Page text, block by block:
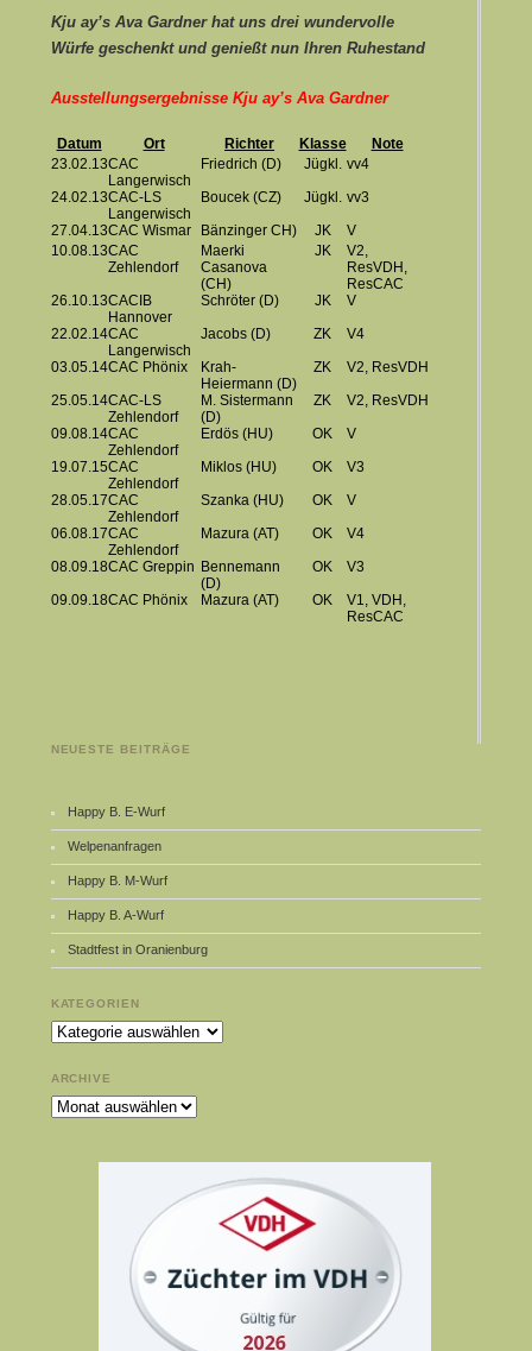
Kju ay’s Ava Gardner hat uns drei wundervolle
Würfe geschenkt und genießt nun Ihren Ruhestand
Ausstellungsergebnisse Kju ay’s Ava Gardner
Datum Ort Richter Klasse
Note
23.02.13CAC
Langerwisch
Friedrich (D) Jügkl. vv4
24.02.13CAC-LS
Langerwisch
Boucek (CZ) Jügkl. vv3
27.04.13CAC Wismar Bänzinger CH) JK
V
10.08.13CAC
Zehlendorf
Maerki
Casanova
(CH)
JK
V2,
ResVDH,
ResCAC
26.10.13CACIB
Hannover
Schröter (D) JK
V
22.02.14CAC
Langerwisch
Jacobs (D) ZK
V4
03.05.14CAC Phönix
Krah-
Heiermann (D)
ZK
V2, ResVDH
25.05.14CAC-LS
Zehlendorf
M. Sistermann
(D)
ZK
V2, ResVDH
09.08.14CAC
Zehlendorf
Erdös (HU) OK
V
19.07.15CAC
Zehlendorf
Miklos (HU) OK
V3
28.05.17CAC
Zehlendorf
Szanka (HU) OK
V
06.08.17CAC
Zehlendorf
Mazura (AT) OK
V4
08.09.18CAC Greppin Bennemann
(D)
OK
V3
09.09.18CAC Phönix Mazura (AT) OK
V1, VDH,
ResCAC
NEUESTE BEITRÄGE
Happy B. E-Wurf
Welpenanfragen
Happy B. M-Wurf
Happy B. A-Wurf
Stadtfest in Oranienburg
KATEGORIEN
Kategorien
ARCHIVE
Archive